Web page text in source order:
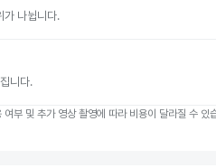
가 나뉩니다.
니다.
부 및 추가 영상 촬영에 따라 비용이 달라질 수 있